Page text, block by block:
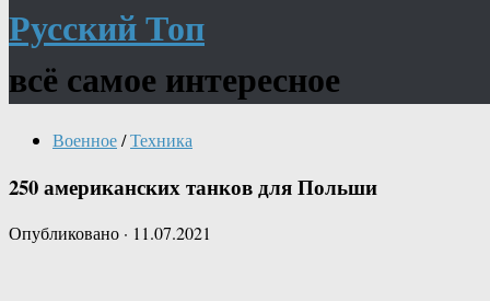
Русский Топ
всё самое интересное
Военное/Техника
250 американских танков для Польши
Опубликовано · 11.07.2021